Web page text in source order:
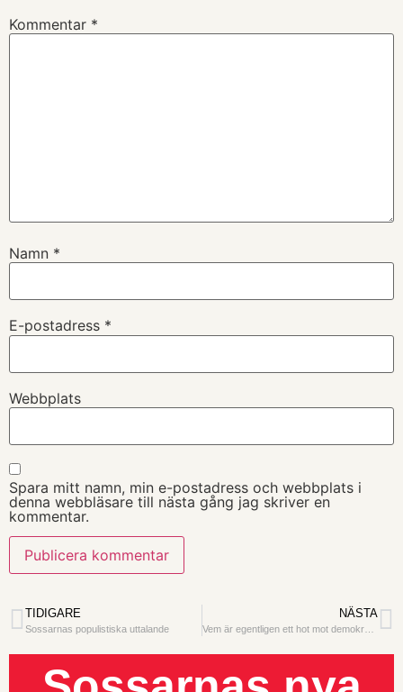
Kommentar *
Namn *
E-postadress *
Webbplats
Spara mitt namn, min e-postadress och webbplats i
denna webbläsare till nästa gång jag skriver en
kommentar.
TIDIGARE
Sossarnas populistiska uttalande
NÄSTA
Vem är egentligen ett hot mot demokratin ?